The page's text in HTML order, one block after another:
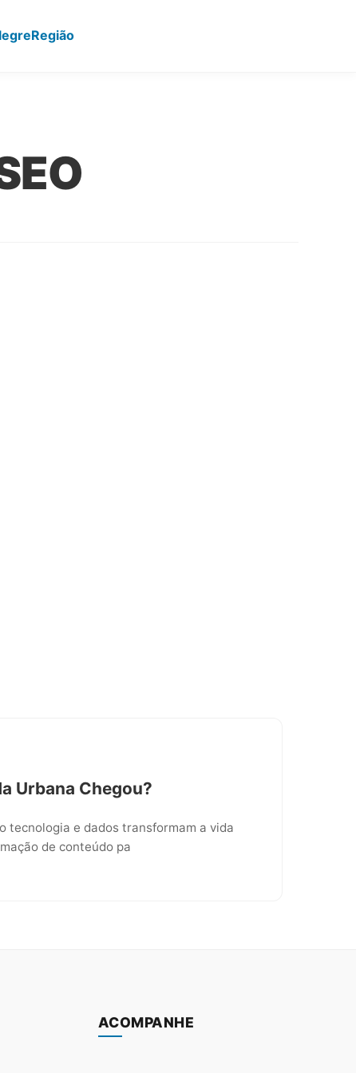
Região
Urbana Chegou?
tecnologia e dados transformam a vida
de conteúdo pa
ACOMPANHE